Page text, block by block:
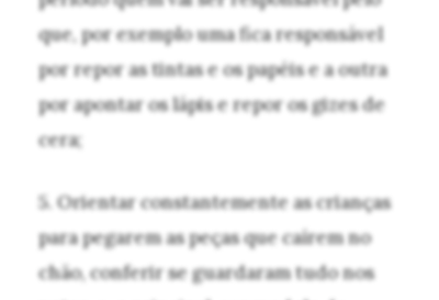
que, por exemplo uma fica responsável
por repor as tintas e os papéis e a outra
por apontar os lápis e repor os gizes de
cera;
5. Orientar constantemente as crianças
para pegarem as peças que caírem no
chão, conferir se guardaram tudo nos